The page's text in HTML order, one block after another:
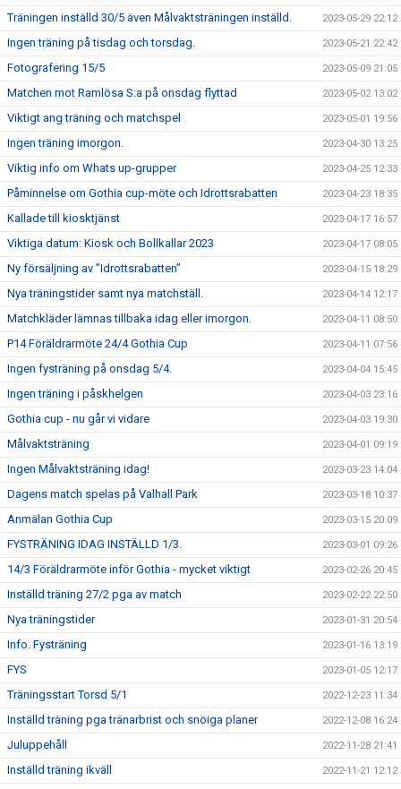
Träningen inställd 30/5 även Målvaktsträningen inställd. 2023-05-29 22:12
Ingen träning på tisdag och torsdag. 2023-05-21 22:42
Fotografering 15/5 2023-05-09 21:05
Matchen mot Ramlösa S:a på onsdag flyttad 2023-05-02 13:02
Viktigt ang träning och matchspel 2023-05-01 19:56
Ingen träning imorgon. 2023-04-30 13:25
Viktig info om Whats up-grupper 2023-04-25 12:33
Påminnelse om Gothia cup-möte och Idrottsrabatten 2023-04-23 18:35
Kallade till kiosktjänst 2023-04-17 16:57
Viktiga datum: Kiosk och Bollkallar 2023 2023-04-17 08:05
Ny försäljning av ”Idrottsrabatten” 2023-04-15 18:29
Nya träningstider samt nya matchställ. 2023-04-14 12:17
Matchkläder lämnas tillbaka idag eller imorgon. 2023-04-11 08:50
P14 Föräldrarmöte 24/4 Gothia Cup 2023-04-11 07:56
Ingen fysträning på onsdag 5/4. 2023-04-04 15:45
Ingen träning i påskhelgen 2023-04-03 23:16
Gothia cup - nu går vi vidare 2023-04-03 19:30
Målvaktsträning 2023-04-01 09:19
Ingen Målvaktsträning idag! 2023-03-23 14:04
Dagens match spelas på Valhall Park 2023-03-18 10:37
Anmälan Gothia Cup 2023-03-15 20:09
FYSTRÄNING IDAG INSTÄLLD 1/3. 2023-03-01 09:26
14/3 Föräldrarmöte inför Gothia - mycket viktigt 2023-02-26 20:45
Inställd träning 27/2 pga av match 2023-02-22 22:50
Nya träningstider 2023-01-31 20:54
Info. Fysträning 2023-01-16 13:19
FYS 2023-01-05 12:17
Träningsstart Torsd 5/1 2022-12-23 11:34
Inställd träning pga tränarbrist och snöiga planer 2022-12-08 16:24
Juluppehåll 2022-11-28 21:41
Inställd träning ikväll 2022-11-21 12:12